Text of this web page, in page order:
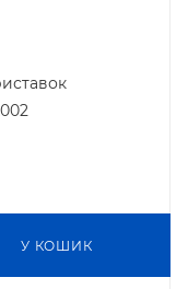
У КОШИК